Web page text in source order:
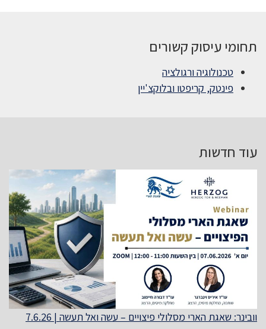
תחומי עיסוק קשורים
טכנולוגיה ורגולציה
פינטק, קריפטו ובלוקצ'יין
עוד חדשות
וובינר: שאגת הארי מסלולי פיצויים – עשה ואל תעשה | 7.6.26